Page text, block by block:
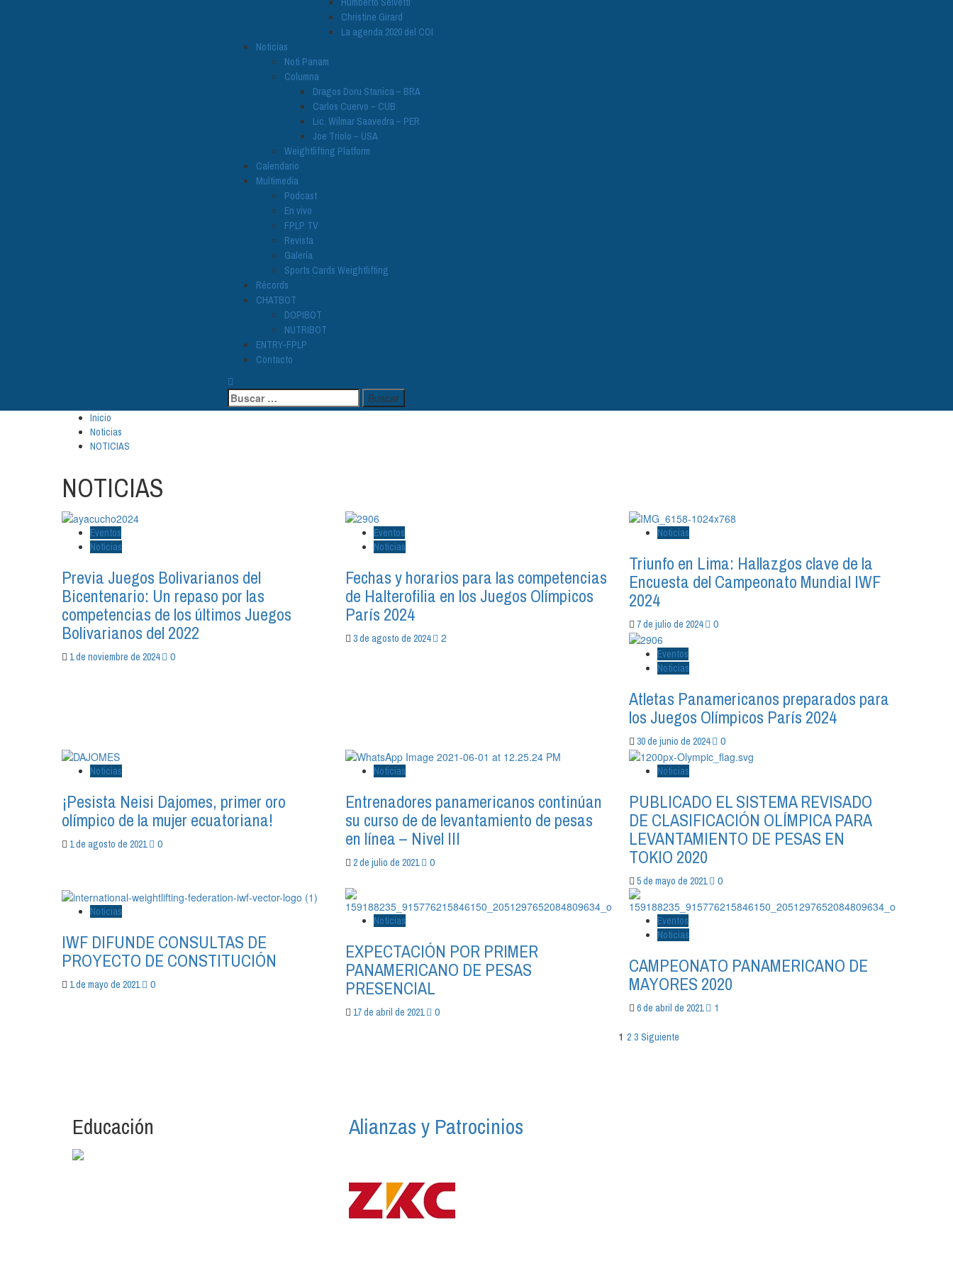
Christine Girard
La agenda 2020 del COI
Noticias
Noti Panam
Columna
Dragos Doru Stanica – BRA
Carlos Cuervo – CUB
Lic. Wilmar Saavedra – PER
Joe Triolo – USA
Weightlifting Platform
Calendario
Multimedia
Podcast
En vivo
FPLP TV
Revista
Galería
Sports Cards Weightlifting
Récords
CHATBOT
DOPIBOT
NUTRIBOT
ENTRY-FPLP
Contacto
Buscar:
Inicio
Noticias
NOTICIAS
NOTICIAS
Eventos
Noticias
Previa Juegos Bolivarianos del
Bicentenario: Un repaso por las
competencias de los últimos Juegos
Bolivarianos del 2022
1 de noviembre de 2024 0
Eventos
Noticias
Fechas y horarios para las competencias
de Halterofilia en los Juegos Olímpicos
París 2024
3 de agosto de 2024 2
Noticias
Triunfo en Lima: Hallazgos clave de la
Encuesta del Campeonato Mundial IWF
2024
7 de julio de 2024 0
Eventos
Noticias
Atletas Panamericanos preparados para
los Juegos Olímpicos París 2024
30 de junio de 2024 0
Noticias
¡Pesista Neisi Dajomes, primer oro
olímpico de la mujer ecuatoriana!
1 de agosto de 2021 0
Noticias
Entrenadores panamericanos continúan
su curso de de levantamiento de pesas
en línea – Nivel III
2 de julio de 2021 0
Noticias
PUBLICADO EL SISTEMA REVISADO
DE CLASIFICACIÓN OLÍMPICA PARA
LEVANTAMIENTO DE PESAS EN
TOKIO 2020
5 de mayo de 2021 0
Noticias
IWF DIFUNDE CONSULTAS DE
PROYECTO DE CONSTITUCIÓN
1 de mayo de 2021 0
Noticias
EXPECTACIÓN POR PRIMER
PANAMERICANO DE PESAS
PRESENCIAL
17 de abril de 2021 0
Eventos
Noticias
CAMPEONATO PANAMERICANO DE
MAYORES 2020
6 de abril de 2021 1
Paginación
1 2 3 Siguiente
Educación Alianzas y Patrocinios